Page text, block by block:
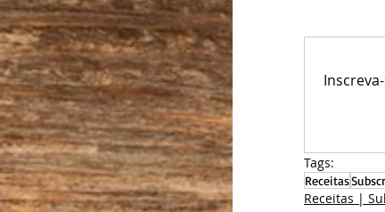
Tags:
Receitas
Receitas |